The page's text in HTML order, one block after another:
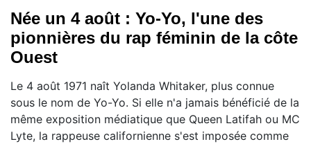
Née un 4 août : Yo-Yo, l'une des
pionnières du rap féminin de la côte
Ouest
Le 4 août 1971 naît Yolanda Whitaker, plus connue
sous le nom de Yo-Yo. Si elle n'a jamais bénéficié de la
même exposition médiatique que Queen Latifah ou MC
Lyte, la rappeuse californienne s'est imposée comme